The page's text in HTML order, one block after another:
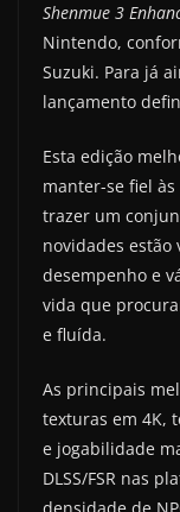
Shenmue 3
Nintendo,
Suzuki. Para já
lançamento
Esta edição
manter-se fiel
trazer um
novidades estão
desempenho e
vida que
e fluída.
As principais
texturas em 4K,
e jogabilidade
DLSS/FSR nas